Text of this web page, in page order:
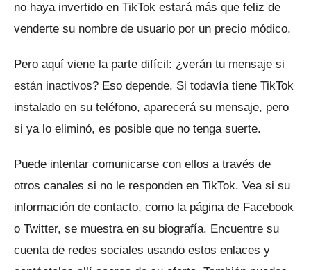
no haya invertido en TikTok estará más que feliz de
venderte su nombre de usuario por un precio módico.
Pero aquí viene la parte difícil: ¿verán tu mensaje si
están inactivos? Eso depende. Si todavía tiene TikTok
instalado en su teléfono, aparecerá su mensaje, pero
si ya lo eliminó, es posible que no tenga suerte.
Puede intentar comunicarse con ellos a través de
otros canales si no le responden en TikTok. Vea si su
información de contacto, como la página de Facebook
o Twitter, se muestra en su biografía. Encuentre su
cuenta de redes sociales usando estos enlaces y